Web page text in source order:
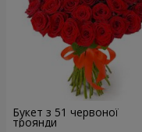
Букет з 51 червоної
троянди